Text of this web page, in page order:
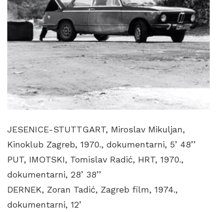
JESENICE-STUTTGART, Miroslav Mikuljan,
Kinoklub Zagreb, 1970., dokumentarni, 5’ 48’’
PUT, IMOTSKI, Tomislav Radić, HRT, 1970.,
dokumentarni, 28’ 38’’
DERNEK, Zoran Tadić, Zagreb film, 1974.,
dokumentarni, 12’